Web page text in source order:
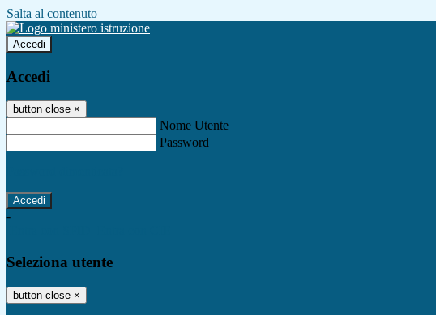
Salta al contenuto
Accedi
Accedi
button close ×
Nome Utente
Password
-
Seleziona utente
button close ×